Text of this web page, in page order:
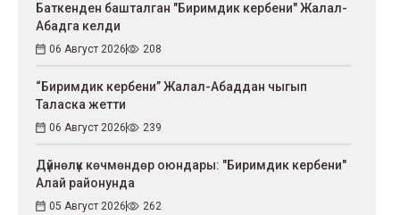
Баткенден башталган "Биримдик кербени" Жалал-
Абадга келди
06 Август 2026 208
“Биримдик кербени” Жалал-Абаддан чыгып
Таласка жетти
06 Август 2026 239
Дүйнөлүк көчмөндөр оюндары: "Биримдик кербени"
Алай районунда
05 Август 2026 262